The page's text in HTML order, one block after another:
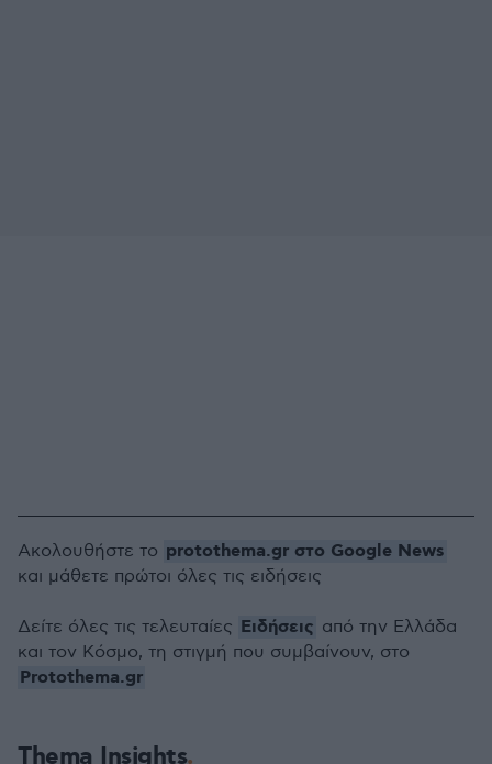
Thema Insights
Ακολουθήστε το protothema.gr στο Google News
και μάθετε πρώτοι όλες τις ειδήσεις
Δείτε όλες τις τελευταίες Ειδήσεις από την Ελλάδα
και τον Κόσμο, τη στιγμή που συμβαίνουν, στο
Protothema.gr